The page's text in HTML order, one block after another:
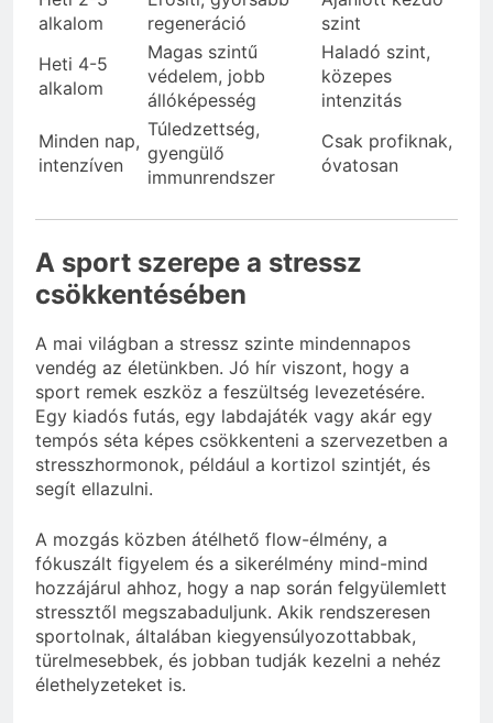
alkalom
regeneráció
szint
Heti 4-5
alkalom
Magas szintű
védelem, jobb
állóképesség
Haladó szint,
közepes
intenzitás
Minden nap,
intenzíven
Túledzettség,
gyengülő
immunrendszer
Csak profiknak,
óvatosan
A sport szerepe a stressz
csökkentésében
A mai világban a stressz szinte mindennapos
vendég az életünkben. Jó hír viszont, hogy a
sport remek eszköz a feszültség levezetésére.
Egy kiadós futás, egy labdajáték vagy akár egy
tempós séta képes csökkenteni a szervezetben a
stresszhormonok, például a kortizol szintjét, és
segít ellazulni.
A mozgás közben átélhető flow-élmény, a
fókuszált figyelem és a sikerélmény mind-mind
hozzájárul ahhoz, hogy a nap során felgyülemlett
stressztől megszabaduljunk. Akik rendszeresen
sportolnak, általában kiegyensúlyozottabbak,
türelmesebbek, és jobban tudják kezelni a nehéz
élethelyzeteket is.